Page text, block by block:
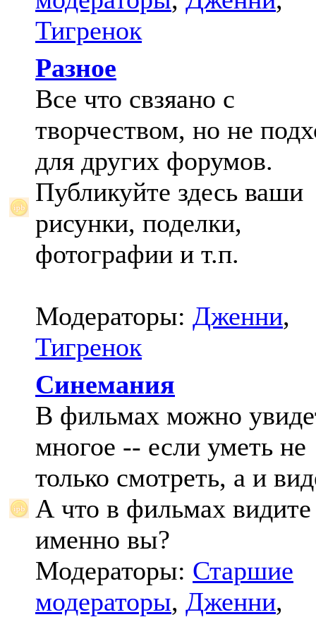
Тигренок
Разное
Все что свзяано с
творчеством, но не
для других форумов.
Публикуйте здесь ваши
рисунки, поделки,
фотографии и т.п.
Модераторы: Дженни,
Тигренок
Синемания
В фильмах можно
многое -- если уметь не
только смотреть, а и
А что в фильмах видите
именно вы?
Модераторы: Старшие
модераторы, Дженни,